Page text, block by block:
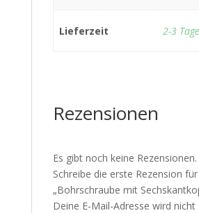
Lieferzeit 2-3 Tage
Rezensionen
Es gibt noch keine Rezensionen.
Schreibe die erste Rezension für
„Bohrschraube mit
Deine E-Mail-Adresse wird nicht